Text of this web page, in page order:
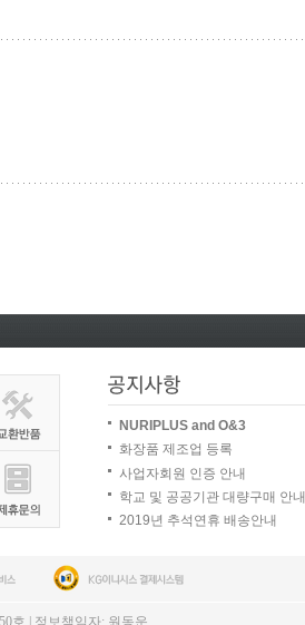
NURIPLUS and O&3
화장품 제조업 등록
사업자회원 인증 안내
학교 및 공공기관 대량구매 안내
2019년 추석연휴 배송안내
호 | 정보책임자: 원동운